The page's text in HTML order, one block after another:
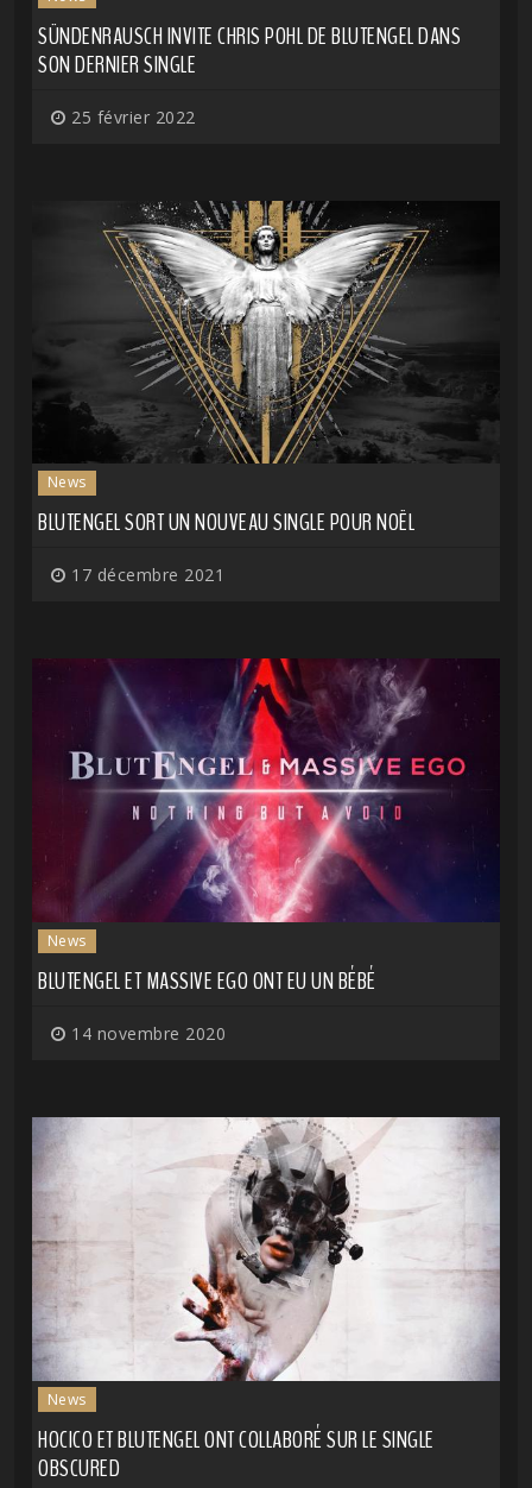
SÜNDENRAUSCH INVITE CHRIS POHL DE BLUTENGEL DANS
SON DERNIER SINGLE
25 février 2022
News
BLUTENGEL SORT UN NOUVEAU SINGLE POUR NOËL
17 décembre 2021
News
BLUTENGEL ET MASSIVE EGO ONT EU UN BÉBÉ
14 novembre 2020
News
HOCICO ET BLUTENGEL ONT COLLABORÉ SUR LE SINGLE
OBSCURED